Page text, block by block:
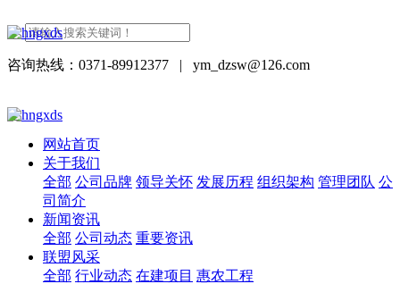
咨询热线：0371-89912377 | ym_dzsw@126.com
网站首页
关于我们
全部 公司品牌 领导关怀 发展历程 组织架构 管理团队 公
司简介
新闻资讯
全部 公司动态 重要资讯
联盟风采
全部 行业动态 在建项目 惠农工程